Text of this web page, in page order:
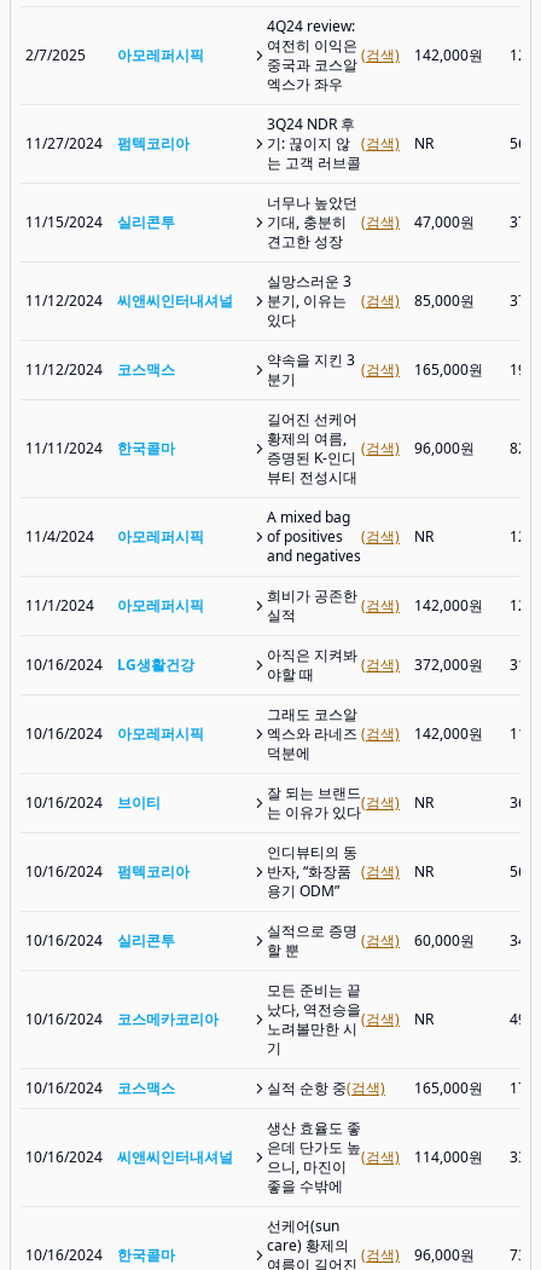
2/7/2025 아모레퍼시픽
4Q24 review:
여전히 이익은
중국과 코스알
엑스가 좌우
(검색) 142,000원
11/27/2024 펌텍코리아
3Q24 NDR 후
기: 끊이지 않
는 고객 러브콜
(검색) NR
11/15/2024 실리콘투
너무나 높았던
기대, 충분히
견고한 성장
(검색) 47,000원
11/12/2024 씨앤씨인터내셔널
실망스러운 3
분기, 이유는
있다
(검색) 85,000원
11/12/2024 코스맥스
약속을 지킨 3
분기
(검색) 165,000원
11/11/2024 한국콜마
길어진 선케어
황제의 여름,
증명된 K-인디
뷰티 전성시대
(검색) 96,000원
11/4/2024 아모레퍼시픽
A mixed bag
of positives
and negatives
(검색) NR
11/1/2024 아모레퍼시픽
희비가 공존한
실적
(검색) 142,000원
10/16/2024 LG생활건강
아직은 지켜봐
야할 때
(검색) 372,000원
10/16/2024 아모레퍼시픽
그래도 코스알
엑스와 라네즈
덕분에
(검색) 142,000원
10/16/2024 브이티
잘 되는 브랜드
는 이유가 있다(검색) NR
10/16/2024 펌텍코리아
인디뷰티의 동
반자, “화장품
용기 ODM”
(검색) NR
10/16/2024 실리콘투
실적으로 증명
할 뿐
(검색) 60,000원
10/16/2024 코스메카코리아
모든 준비는 끝
났다, 역전승을
노려볼만한 시
기
(검색) NR
10/16/2024 코스맥스 실적 순항 중(검색) 165,000원
10/16/2024 씨앤씨인터내셔널
생산 효율도 좋
은데 단가도 높
으니, 마진이
좋을 수밖에
(검색) 114,000원
10/16/2024 한국콜마
선케어(sun
care) 황제의
여름이 길어진 (검색) 96,000원